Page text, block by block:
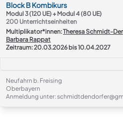
BlockBKombikurs
Modul 3 (120 UE) + Modul 4 (80 UE)
200 Unterrichtseinheiten
Multiplikator*innen:Theresa Schmidt-
Barbara Rappat
Zeitraum: 20.03.2026 bis 10.04.2027
Neufahrn b. Freising
Oberbayern
Anmeldung unter: